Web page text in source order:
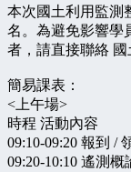
本次國土利用監測
名。為避免影響學
者，請直接聯絡
簡易課表：
<上午場>
時程 活動內容
09:10-09:20 報到 /
09:20-10:10 遙測概